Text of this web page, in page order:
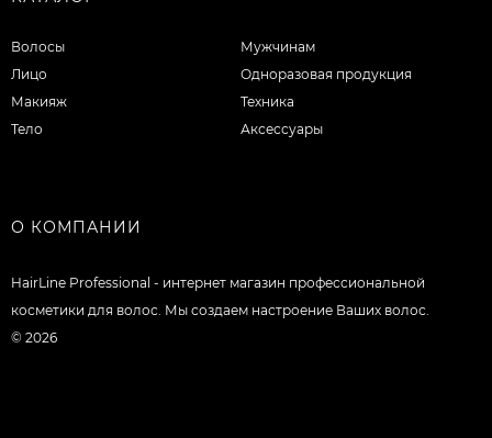
Волосы
Лицо
Макияж
Тело
Мужчинам
Одноразовая продукция
Техника
Аксессуары
О КОМПАНИИ
HairLine Professional - интернет магазин профессиональной
косметики для волос. Мы создаем настроение Ваших волос.
© 2026